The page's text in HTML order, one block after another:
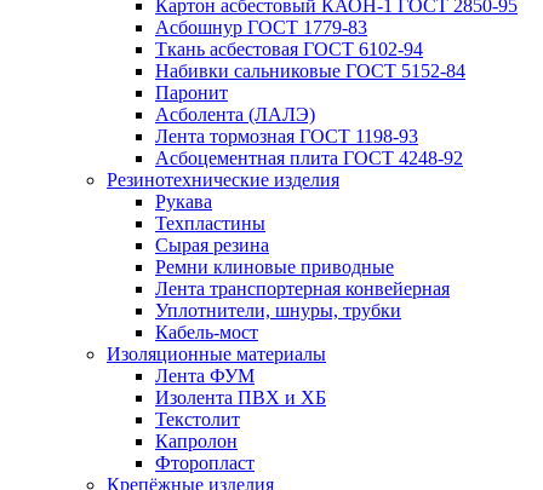
Картон aсбестовый КАОН-1 ГОСТ 2850-95
Асбошнур ГОСТ 1779-83
Ткань асбестовая ГОСТ 6102-94
Набивки сальниковые ГОСТ 5152-84
Паронит
Асболента (ЛАЛЭ)
Лента тормозная ГОСТ 1198-93
Асбоцементная плита ГОСТ 4248-92
Резинотехнические изделия
Рукава
Техпластины
Сырая резина
Ремни клиновые приводные
Лента транспортерная конвейерная
Уплотнители, шнуры, трубки
Кабель-мост
Изоляционные материалы
Лента ФУМ
Изолента ПВХ и ХБ
Текстолит
Капролон
Фторопласт
Крепёжные изделия